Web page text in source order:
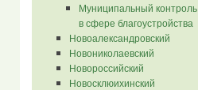
Муниципальный контроль
в сфере благоустройства
Новоалександровский
Новониколаевский
Новороссийский
Новосклюихинский